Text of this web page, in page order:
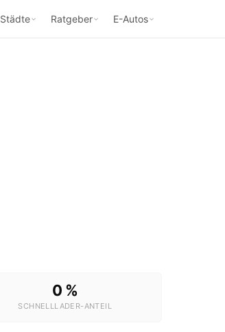
Städte Ratgeber E-Autos
0 %
SCHNELLLADER-ANTEIL